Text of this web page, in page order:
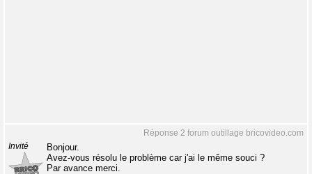
Réponse 2 forum outillage bricovideo.com
Invité
Bonjour.
Avez-vous résolu le problème car j'ai le même souci ?
Par avance merci.